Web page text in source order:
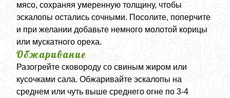
мясо, сохраняя умеренную толщину, чтобы
эскалопы остались сочными. Посолите, поперчите
и при желании добавьте немного молотой корицы
или мускатного ореха.
Обжаривание
Разогрейте сковороду со свиным жиром или
кусочками сала. Обжаривайте эскалопы на
среднем или чуть выше среднего огне по 3-4